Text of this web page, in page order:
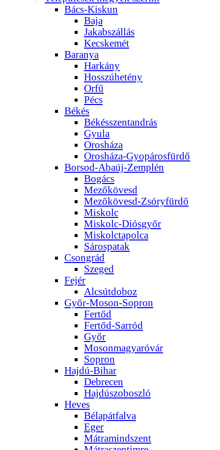
Bács-Kiskun
Baja
Jakabszállás
Kecskemét
Baranya
Harkány
Hosszúhetény
Orfű
Pécs
Békés
Békésszentandrás
Gyula
Orosháza
Orosháza-Gyopárosfürdő
Borsod-Abaúj-Zemplén
Bogács
Mezőkövesd
Mezőkövesd-Zsóryfürdő
Miskolc
Miskolc-Diósgyőr
Miskolctapolca
Sárospatak
Csongrád
Szeged
Fejér
Alcsútdoboz
Győr-Moson-Sopron
Fertőd
Fertőd-Sarród
Győr
Mosonmagyaróvár
Sopron
Hajdú-Bihar
Debrecen
Hajdúszoboszló
Heves
Bélapátfalva
Eger
Mátramindszent